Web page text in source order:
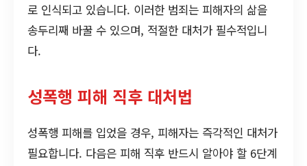
로 인식되고 있습니다. 이러한 범죄는 피해자의 삶을
송두리째 바꿀 수 있으며, 적절한 대처가 필수적입니
다.
성폭행 피해 직후 대처법
성폭행 피해를 입었을 경우, 피해자는 즉각적인 대처가
필요합니다. 다음은 피해 직후 반드시 알아야 할 6단계